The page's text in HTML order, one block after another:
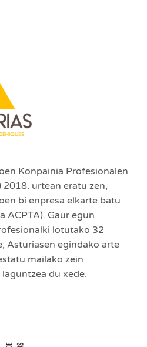
Konpainia Profesionalen
2018. urtean eratu zen,
bi enpresa elkarte batu
ACPTA). Gaur egun
lotutako 32
Asturiasen egindako arte
mailako zein
du xede.